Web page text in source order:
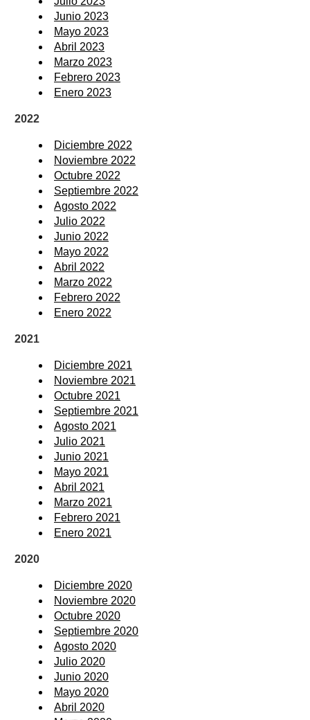
Junio 2023
Mayo 2023
Abril 2023
Marzo 2023
Febrero 2023
Enero 2023
2022
Diciembre 2022
Noviembre 2022
Octubre 2022
Septiembre 2022
Agosto 2022
Julio 2022
Junio 2022
Mayo 2022
Abril 2022
Marzo 2022
Febrero 2022
Enero 2022
2021
Diciembre 2021
Noviembre 2021
Octubre 2021
Septiembre 2021
Agosto 2021
Julio 2021
Junio 2021
Mayo 2021
Abril 2021
Marzo 2021
Febrero 2021
Enero 2021
2020
Diciembre 2020
Noviembre 2020
Octubre 2020
Septiembre 2020
Agosto 2020
Julio 2020
Junio 2020
Mayo 2020
Abril 2020